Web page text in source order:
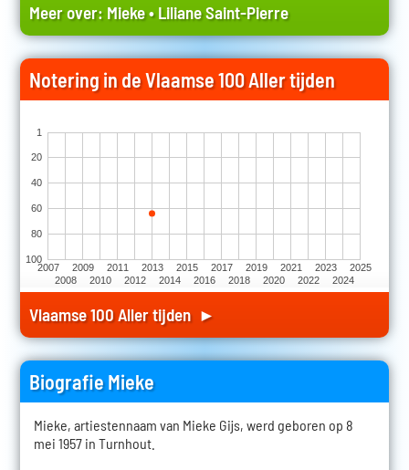
Meer over: Mieke•Liliane Saint-Pierre
Notering in de Vlaamse 100 Aller tijden
2007
2008
2009
2010
2011
2012
2013
2014
2015
2016
2017
2018
2019
2020
2021
2022
2023
2024
2025
1
20
40
60
80
100
Vlaamse 100 Aller tijden ►
Biografie Mieke
Mieke, artiestennaam van Mieke Gijs, werd geboren op 8
mei 1957 in Turnhout.